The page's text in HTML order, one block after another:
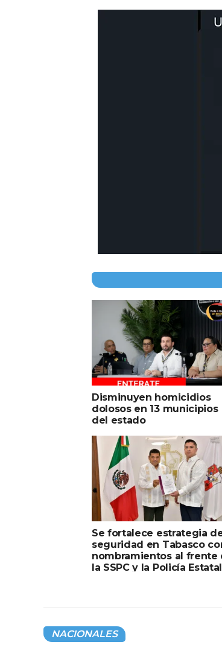
Disminuyen homicidios
dolosos en 13 municipios
del estado
Se fortalece estrategia
seguridad en Tabasco
nombramientos al frente
la SSPC y la Policía Estatal
NACIONALES